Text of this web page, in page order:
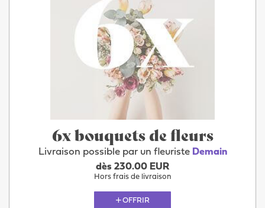
6x bouquets de fleurs
Livraison possible par un fleuriste Demain
dès 230.00 EUR
Hors frais de livraison
OFFRIR